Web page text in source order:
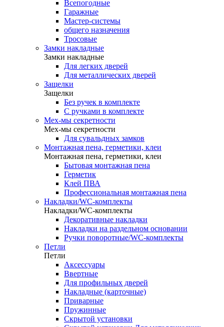
Всепогодные
Гаражные
Мастер-системы
общего назначения
Тросовые
Замки накладные
Замки накладные
Для легких дверей
Для металлических дверей
Защелки
Защелки
Без ручек в комплекте
С ручками в комплекте
Мех-мы секретности
Мех-мы секретности
Для сувальдных замков
Монтажная пена, герметики, клеи
Монтажная пена, герметики, клеи
Бытовая монтажная пена
Герметик
Клей ПВА
Профессиональная монтажная пена
Накладки/WC-комплекты
Накладки/WC-комплекты
Декоративные накладки
Накладки на раздельном основании
Ручки поворотные/WC-комплекты
Петли
Петли
Аксессуары
Ввертные
Для профильных дверей
Накладные (карточные)
Приварные
Пружинные
Скрытой установки